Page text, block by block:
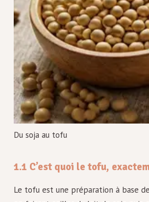
Du soja au tofu
1.1 C’est quoi le tofu,
Le tofu est une préparation à base